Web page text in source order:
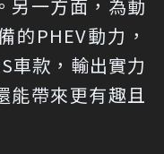
另一方面，為動
的PHEV動力，
車款，輸出實力
能帶來更有趣且